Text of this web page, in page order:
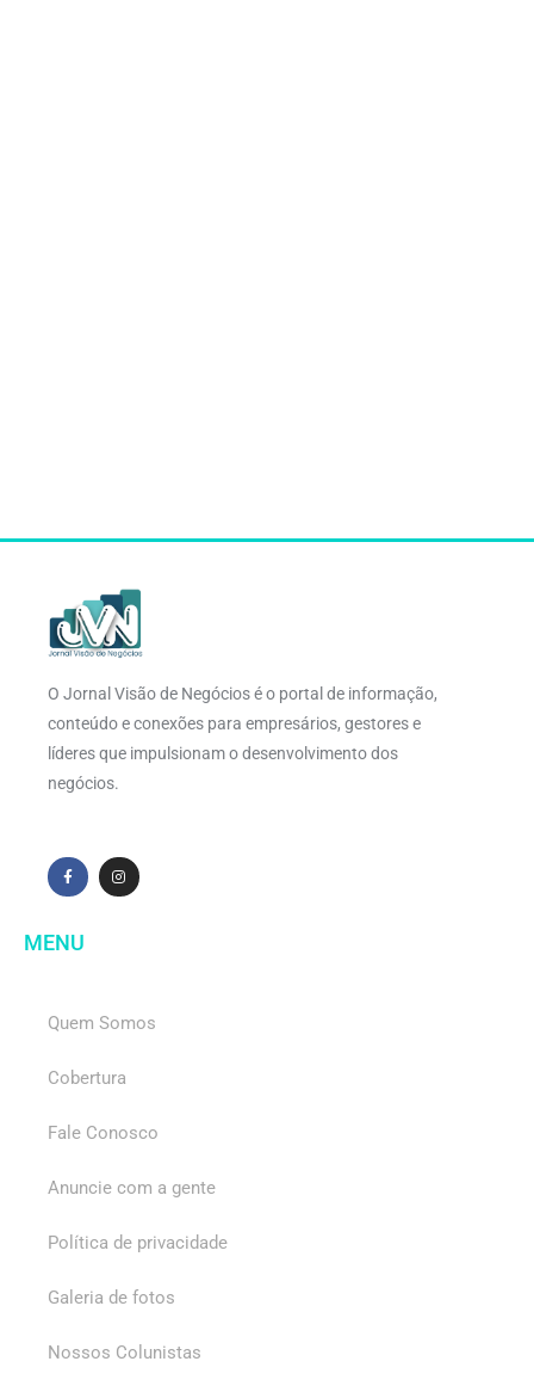
O Jornal Visão de Negócios é o portal de informação,
conteúdo e conexões para empresários, gestores e
líderes que impulsionam o desenvolvimento dos
negócios.
MENU
Quem Somos
Cobertura
Fale Conosco
Anuncie com a gente
Política de privacidade
Galeria de fotos
Nossos Colunistas